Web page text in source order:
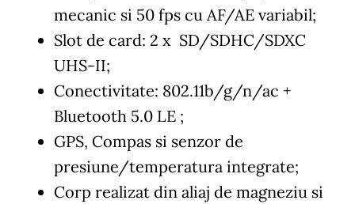
mecanic si 50 fps cu AF/AE variabil;
Slot de card: 2 x SD/SDHC/SDXC
UHS-II;
Conectivitate: 802.11b/g/n/ac +
Bluetooth 5.0 LE ;
GPS, Compas si senzor de
presiune/temperatura integrate;
Corp realizat din aliaj de magneziu si